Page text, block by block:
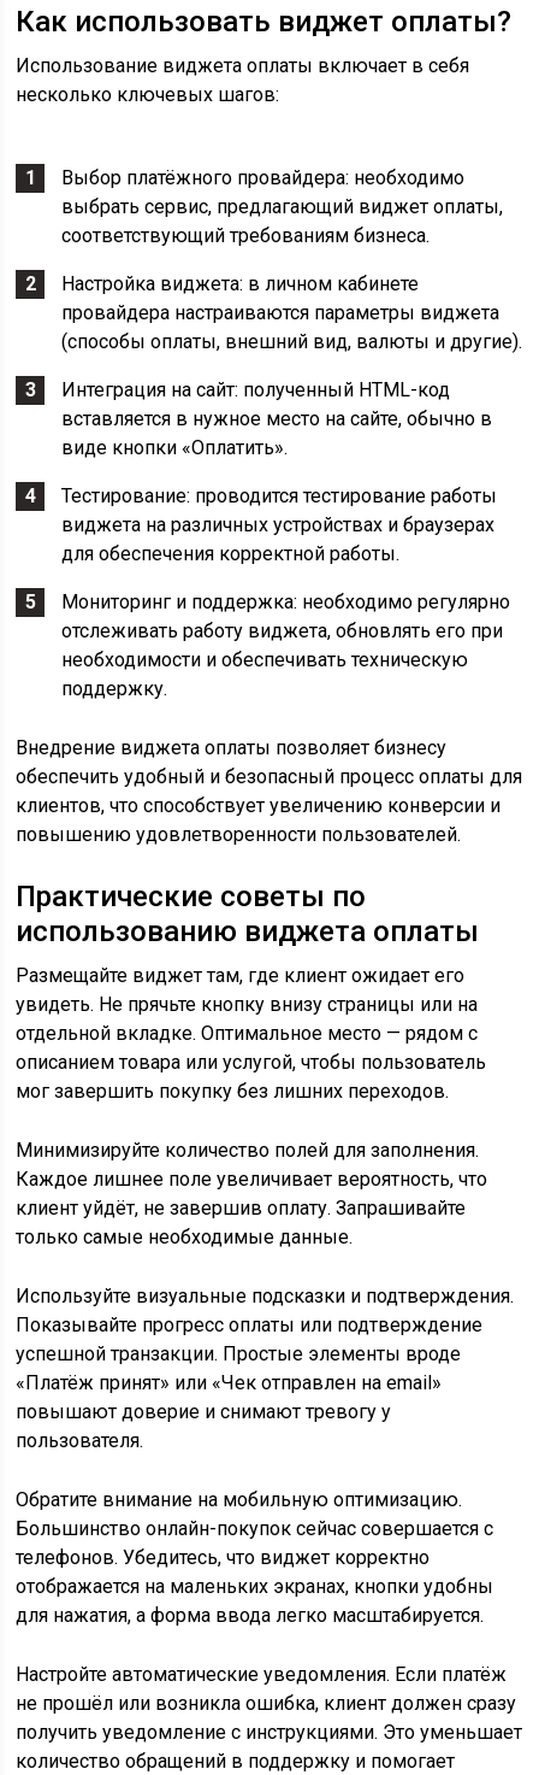
Как использовать виджет оплаты?
Использование виджета оплаты включает в себя
несколько ключевых шагов:
Выбор платёжного провайдера: необходимо
выбрать сервис, предлагающий виджет оплаты,
соответствующий требованиям бизнеса.
Настройка виджета: в личном кабинете
провайдера настраиваются параметры виджета
(способы оплаты, внешний вид, валюты и другие).
Интеграция на сайт: полученный HTML-код
вставляется в нужное место на сайте, обычно в
виде кнопки «Оплатить».
Тестирование: проводится тестирование работы
виджета на различных устройствах и браузерах
для обеспечения корректной работы.
Мониторинг и поддержка: необходимо регулярно
отслеживать работу виджета, обновлять его при
необходимости и обеспечивать техническую
поддержку.
Внедрение виджета оплаты позволяет бизнесу
обеспечить удобный и безопасный процесс оплаты для
клиентов, что способствует увеличению конверсии и
повышению удовлетворенности пользователей.
Практические советы по
использованию виджета оплаты
Размещайте виджет там, где клиент ожидает его
увидеть. Не прячьте кнопку внизу страницы или на
отдельной вкладке. Оптимальное место — рядом с
описанием товара или услугой, чтобы пользователь
мог завершить покупку без лишних переходов.
Минимизируйте количество полей для заполнения.
Каждое лишнее поле увеличивает вероятность, что
клиент уйдёт, не завершив оплату. Запрашивайте
только самые необходимые данные.
Используйте визуальные подсказки и подтверждения.
Показывайте прогресс оплаты или подтверждение
успешной транзакции. Простые элементы вроде
«Платёж принят» или «Чек отправлен на email»
повышают доверие и снимают тревогу у
пользователя.
Обратите внимание на мобильную оптимизацию.
Большинство онлайн-покупок сейчас совершается с
телефонов. Убедитесь, что виджет корректно
отображается на маленьких экранах, кнопки удобны
для нажатия, а форма ввода легко масштабируется.
Настройте автоматические уведомления. Если платёж
не прошёл или возникла ошибка, клиент должен сразу
получить уведомление с инструкциями. Это уменьшает
количество обращений в поддержку и помогает